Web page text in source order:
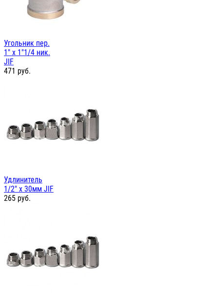
Угольник пер.
1" х 1"1/4 ник.
JIF
471 руб.
Удлинитель
1/2" х 30мм JIF
265 руб.